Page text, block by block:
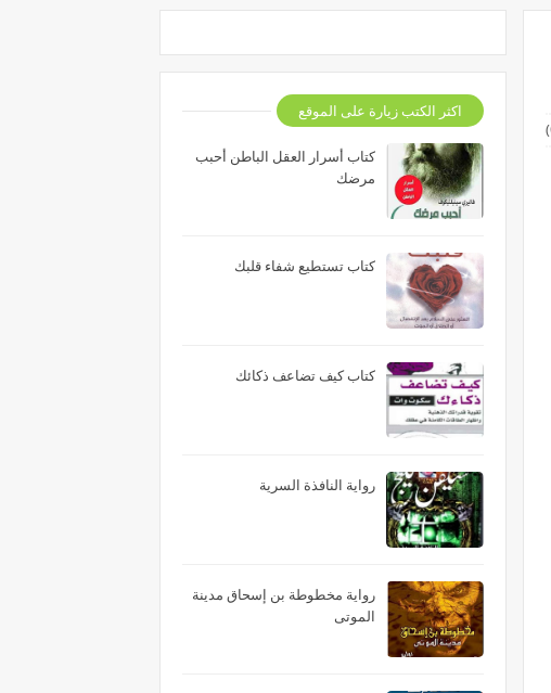
اكثر الكتب زيارة على الموقع
كتاب أسرار العقل الباطن أحبب
مرضك
كتاب تستطيع شفاء قلبك
كتاب كيف تضاعف ذكائك
رواية النافذة السرية
رواية مخطوطة بن إسحاق مدينة
الموتى